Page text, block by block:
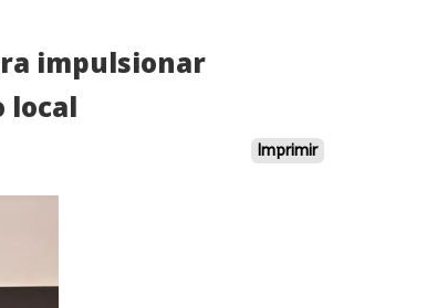
impulsionar
local
Imprimir